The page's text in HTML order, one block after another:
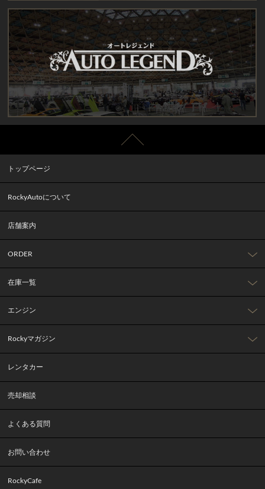
トップページ
RockyAutoについて
店舗案内
ORDER
在庫一覧
エンジン
Rockyマガジン
レンタカー
売却相談
よくある質問
お問い合わせ
RockyCafe